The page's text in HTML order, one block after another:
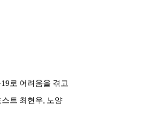
로 어려움을 겪고
트 최현우, 노양